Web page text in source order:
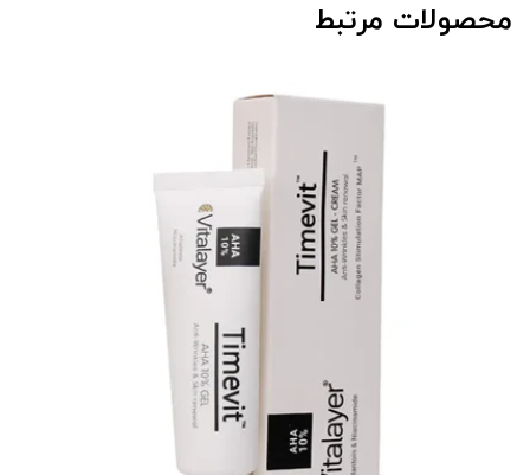
محصولات مرتبط